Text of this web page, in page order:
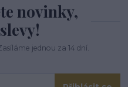
novinky,
jednou za 14 dní.